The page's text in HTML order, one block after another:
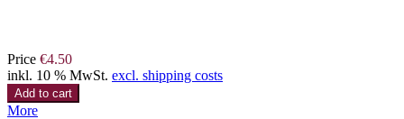
Price €4.50
inkl. 10 % MwSt. excl. shipping costs
Add to cart
More